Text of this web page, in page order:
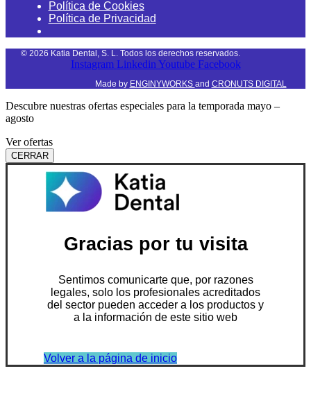
Política de Cookies
Política de Privacidad
© 2026 Katia Dental, S. L. Todos los derechos reservados.
Instagram Linkedin Youtube Facebook
Made by ENGINYWORKS and CRONUTS DIGITAL
Descubre nuestras ofertas especiales para la temporada mayo –
agosto
Ver ofertas
CERRAR
Gracias por tu visita
Sentimos comunicarte que, por razones
legales, solo los profesionales acreditados
del sector pueden acceder a los productos y
a la información de este sitio web
Volver a la página de inicio